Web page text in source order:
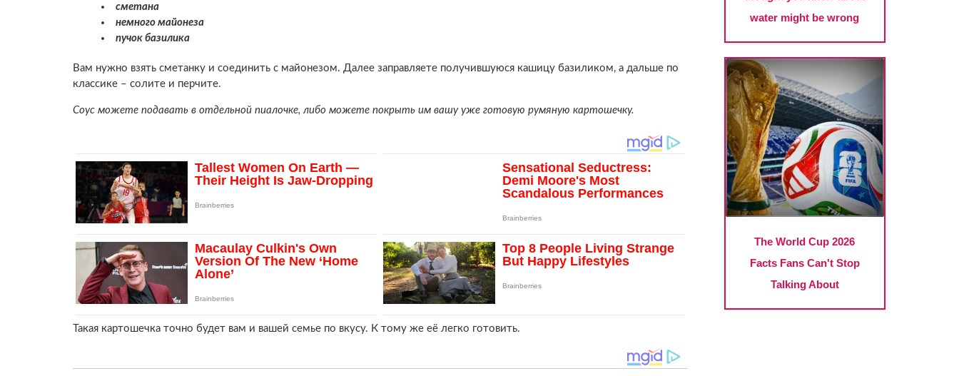
сметана
немного майонеза
пучок базилика
Вам нужно взять сметанку и соединить с майонезом. Далее заправляете получившуюся кашицу базиликом, а дальше по
классике – солите и перчите.
Соус можете подавать в отдельной пиалочке, либо можете покрыть им вашу уже готовую румяную картошечку.
Такая картошечка точно будет вам и вашей семье по вкусу. К тому же её легко готовить.